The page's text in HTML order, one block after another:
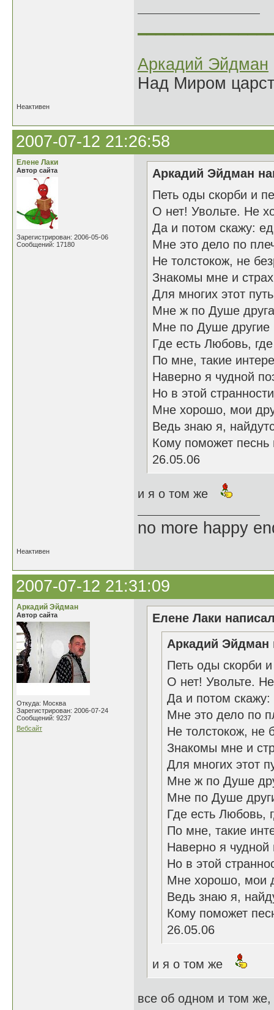
Аркадий Эйдман
Над Миром
Неактивен
2007-07-12 21:26:58
Елене Лаки
Автор сайта
Зарегистрирован: 2006-05-06
Сообщений: 17180
Аркадий Эйдман
Петь оды скорби и
О нет! Увольте. Не
Да и потом скажу:
Мне это дело по
Не толстокож, не
Знакомы мне и
Для многих этот
Мне ж по Душе
Мне по Душе другие
Где есть Любовь,
По мне, такие
Наверно я чудной
Но в этой
Мне хорошо, мои
Ведь знаю я,
Кому поможет песнь
26.05.06
и я о том же
no more happy
Неактивен
2007-07-12 21:31:09
Аркадий Эйдман
Автор сайта
Откуда: Москва
Зарегистрирован: 2006-07-24
Сообщений: 9237
Вебсайт
Елене Лаки
Аркадий Эйдман
Петь оды скорби
О нет! Увольте.
Да и потом
Мне это дело по
Не толстокож, не
Знакомы мне и
Для многих этот
Мне ж по Душе
Мне по Душе
Где есть Любовь,
По мне, такие
Наверно я чудной
Но в этой
Мне хорошо, мои
Ведь знаю я,
Кому поможет
26.05.06
и я о том же
все об одном и том